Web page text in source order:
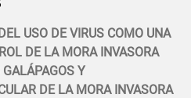
USO DE VIRUS COMO UNA
DE LA MORA INVASORA
Y
DE LA MORA INVASORA